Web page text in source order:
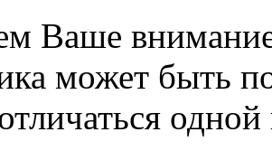
Ваше
может быть